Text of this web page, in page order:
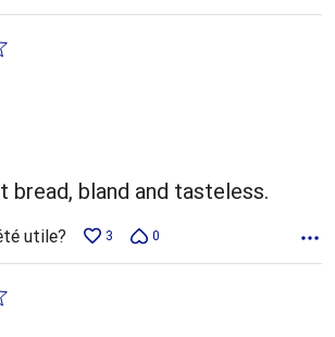
bread, bland and tasteless.
utile? 3 0